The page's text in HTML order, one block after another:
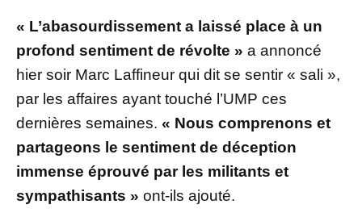
« L’abasourdissement a laissé place à un
profond sentiment de révolte » a annoncé
hier soir Marc Laffineur qui dit se sentir « sali »,
par les affaires ayant touché l’UMP ces
dernières semaines. « Nous comprenons et
partageons le sentiment de déception
immense éprouvé par les militants et
sympathisants » ont-ils ajouté.